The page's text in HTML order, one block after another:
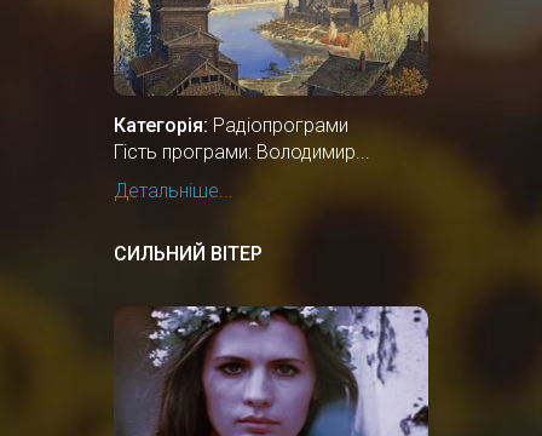
Категорія: Радіопрограми
Гість програми: Володимир...
Детальніше...
СИЛЬНИЙ ВІТЕР